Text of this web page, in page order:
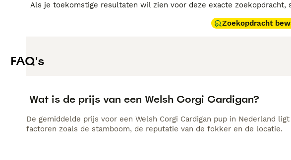
Als je toekomstige resultaten wil zien voor deze exacte
Zoekopdracht
FAQ's
Wat is de prijs van een Welsh Corgi Cardigan?
De gemiddelde prijs voor een Welsh Corgi Cardigan pup in Nederland
factoren zoals de stamboom, de reputatie van de fokker en de locatie.